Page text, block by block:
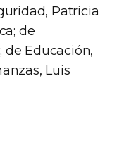
Patricia
de
de Educación,
Luis